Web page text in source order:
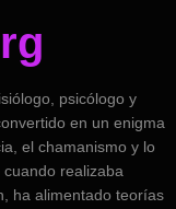
psicólogo y
en un enigma
el chamanismo y lo
realizaba
ha alimentado teorías